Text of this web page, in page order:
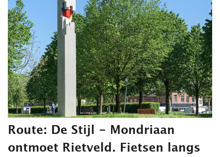
Route: De Stijl - Mondriaan
ontmoet Rietveld. Fietsen langs